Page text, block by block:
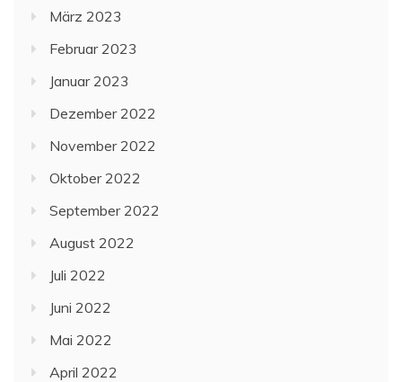
März 2023
Februar 2023
Januar 2023
Dezember 2022
November 2022
Oktober 2022
September 2022
August 2022
Juli 2022
Juni 2022
Mai 2022
April 2022